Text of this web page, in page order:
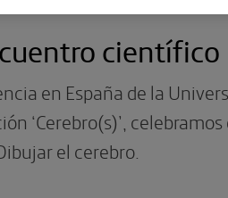
científico
en España de la
‘Cerebro(s)’,
el cerebro.